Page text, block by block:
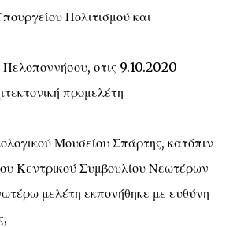
Πολιτισμού και
στις 9.10.2020
προμελέτη
Μουσείου Σπάρτης, κατόπιν
Κεντρικού Συμβουλίου Νεωτέρων
μελέτη εκπονήθηκε με ευθύνη